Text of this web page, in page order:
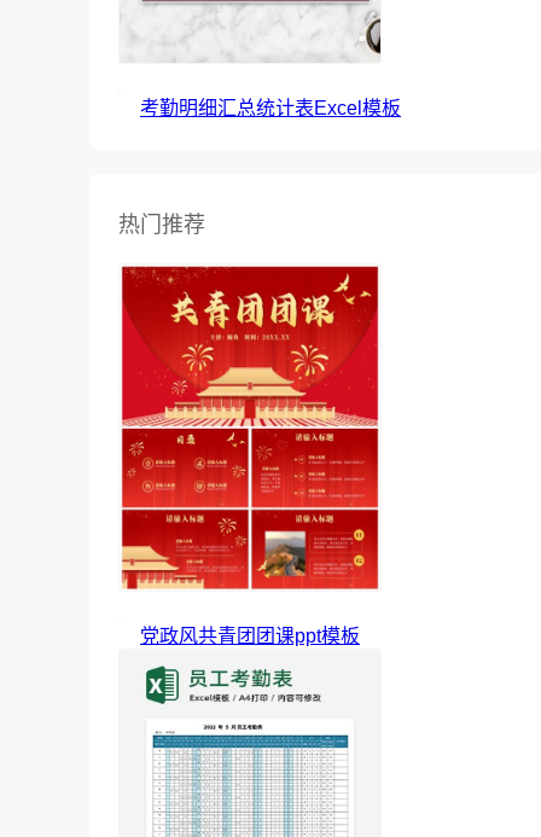
考勤明细汇总统计表Excel模板
热门推荐
党政风共青团团课ppt模板